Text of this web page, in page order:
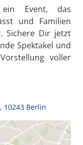
Event, das
und Familien
Sichere Dir jetzt
Spektakel und
voller
10243 Berlin